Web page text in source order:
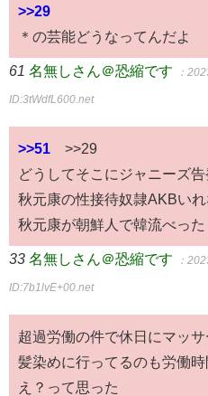
>>29
＊の芸能どうなってんだよ
61 名無しさん＠恐縮です ：
ID:3tWdfL600.net
>>51
>>29
どうしてそこにジャニーズ
秋元康の性接待奴隷AKBいれ
秋元康が朝鮮人で韓流べった
33 名無しさん＠恐縮です ：
ID:7b1lvE+00.net
超過労働の件で休日にマッ
髪染めに行ってるのも労働
え？って思った